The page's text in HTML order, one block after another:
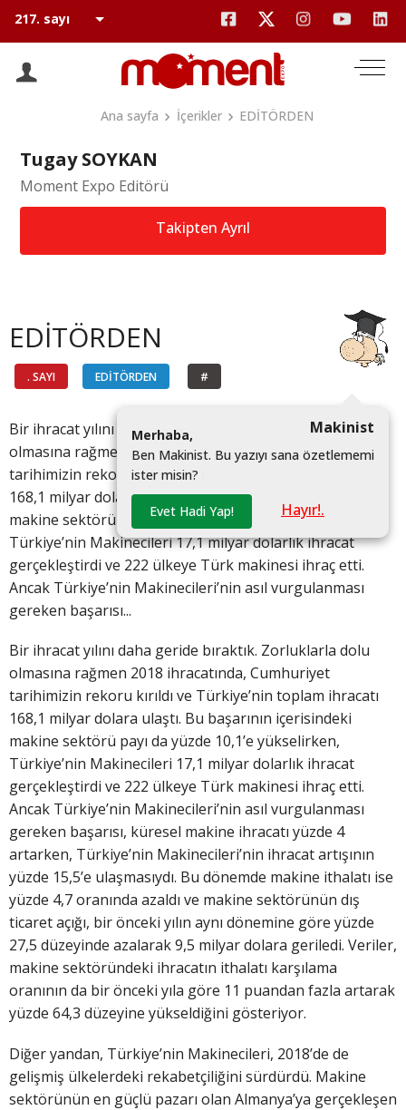
Ana sayfa İçerikler EDİTÖRDEN
Tugay SOYKAN
Moment Expo Editörü
Takipten Ayrıl
EDİTÖRDEN
. SAYI EDİTÖRDEN #
Makinist
Merhaba,
Ben Makinist. Bu yazıyı sana özetlememi
ister misin?
Evet Hadi Yap! Hayır!.
Bir ihracat yılını daha geride bıraktık. Zorluklarla dolu
olmasına rağmen 2018 ihracatında, Cumhuriyet
tarihimizin rekoru kırıldı ve Türkiye’nin toplam ihracatı
168,1 milyar dolara ulaştı. Bu başarının içerisindeki
makine sektörü payı da yüzde 10,1’e yükselirken,
Türkiye’nin Makinecileri 17,1 milyar dolarlık ihracat
gerçekleştirdi ve 222 ülkeye Türk makinesi ihraç etti.
Ancak Türkiye’nin Makinecileri’nin asıl vurgulanması
gereken başarısı...
Bir ihracat yılını daha geride bıraktık. Zorluklarla dolu
olmasına rağmen 2018 ihracatında, Cumhuriyet
tarihimizin rekoru kırıldı ve Türkiye’nin toplam ihracatı
168,1 milyar dolara ulaştı. Bu başarının içerisindeki
makine sektörü payı da yüzde 10,1’e yükselirken,
Türkiye’nin Makinecileri 17,1 milyar dolarlık ihracat
gerçekleştirdi ve 222 ülkeye Türk makinesi ihraç etti.
Ancak Türkiye’nin Makinecileri’nin asıl vurgulanması
gereken başarısı, küresel makine ihracatı yüzde 4
artarken, Türkiye’nin Makinecileri’nin ihracat artışının
yüzde 15,5’e ulaşmasıydı. Bu dönemde makine ithalatı ise
yüzde 4,7 oranında azaldı ve makine sektörünün dış
ticaret açığı, bir önceki yılın aynı dönemine göre yüzde
27,5 düzeyinde azalarak 9,5 milyar dolara geriledi. Veriler,
makine sektöründeki ihracatın ithalatı karşılama
oranının da bir önceki yıla göre 11 puandan fazla artarak
yüzde 64,3 düzeyine yükseldiğini gösteriyor.
Diğer yandan, Türkiye’nin Makinecileri, 2018’de de
gelişmiş ülkelerdeki rekabetçiliğini sürdürdü. Makine
sektörünün en güçlü pazarı olan Almanya’ya gerçekleşen